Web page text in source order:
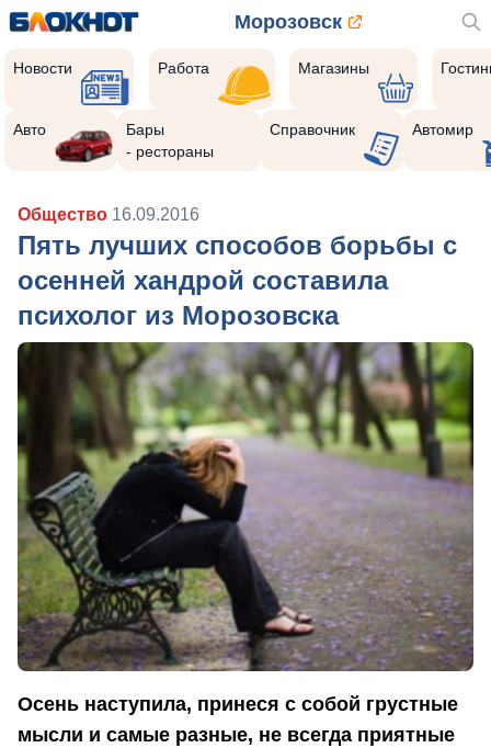
Морозовск
Новости Работа Магазины
Авто
Бары
- рестораны
Справочник Автомир
Общество 16.09.2016
Пять лучших способов борьбы с
осенней хандрой составила
психолог из Морозовска
Осень наступила, принеся с собой грустные
мысли и самые разные, не всегда приятные